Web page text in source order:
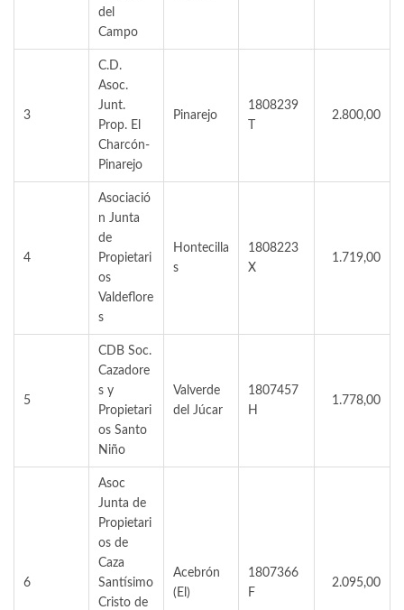
del
Campo
3
C.D.
Asoc.
Junt.
Prop. El
Charcón-
Pinarejo
Pinarejo
1808239
2.800,00
4
Asociació
n Junta
de
Propietari
os
Valdeflore
s
Hontecilla
s
1808223
X
1.719,00
5
CDB Soc.
Cazadore
s y
Propietari
os Santo
Niño
Valverde
del Júcar
1807457
H
1.778,00
6
Asoc
Junta de
Propietari
os de
Caza
Santísimo
Cristo de
Acebrón
(El)
1807366
F
2.095,00